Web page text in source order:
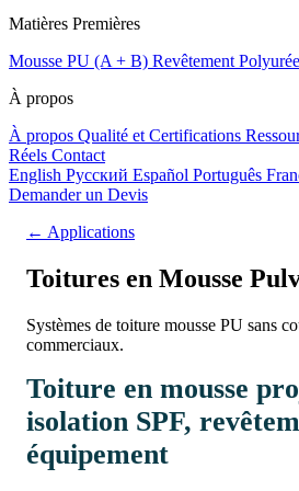
Matières Premières
Mousse PU (A + B) Revêtement Polyurée
À propos
À propos Qualité et Certifications
Réels Contact
English Русский Español Português
Demander un Devis
← Applications
Toitures en Mousse
Systèmes de toiture mousse PU sans
commerciaux.
Toiture en mousse
isolation SPF,
équipement